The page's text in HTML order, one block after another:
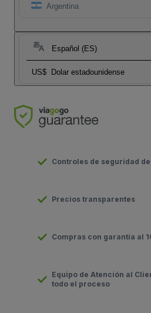
Argentina
Español (ES)
US$ Dolar estadounidense
Controles de seguridad
Precios transparentes
Compras con garantía al
Equipo de Atención al
todo el proceso